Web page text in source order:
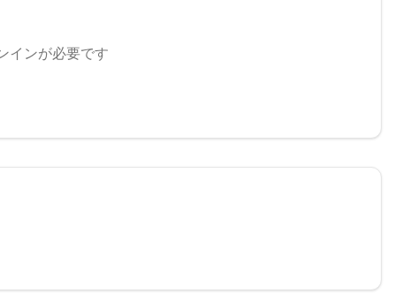
インが必要です